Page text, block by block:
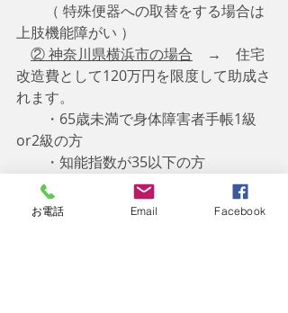
（ 特殊便器への取替をする場合は
上肢機能障がい ）
② 神奈川県横浜市の場合 →　住宅
改造費として120万円を限度して助成さ
れます。
・65歳未満で身体障害者手帳1級
or2級の方
・知能指数が35以下の方
・身体障碍者手帳3級 かつ 知能指
数が50以下の方
お電話 Email Facebook